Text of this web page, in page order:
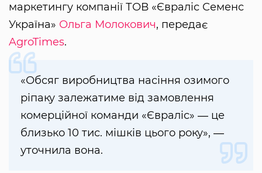
маркетингу компанії ТОВ «Євраліс Семенс
Україна» Ольга Молокович, передає
AgroTimes.
«Обсяг виробництва насіння озимого
ріпаку залежатиме від замовлення
комерційної команди «Євраліс» ― це
близько 10 тис. мішків цього року», ―
уточнила вона.